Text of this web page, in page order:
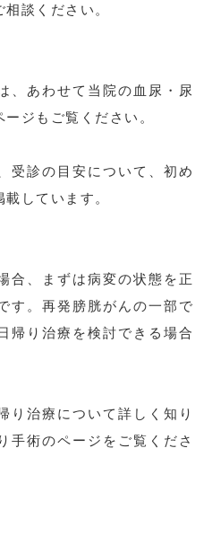
相談ください。
、あわせて当院の血尿・尿
ジもご覧ください。
受診の目安について、初め
しています。
合、まずは病変の状態を正
す。再発膀胱がんの一部で
帰り治療を検討できる場合
り治療について詳しく知り
手術のページをご覧くださ